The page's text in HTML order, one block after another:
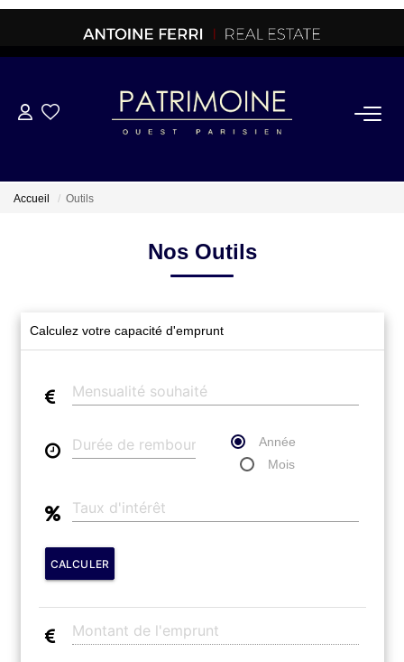
ACHETER
OFF MARKET
NORMANDIE/LA BAULE
PROPRIETES/CHATEAUX
LOUER
NOTRE AGENCE
Notre Agence
Accueil Outils
Nos Outils
Calculez votre capacité d'emprunt
Année
Mois
CALCULER